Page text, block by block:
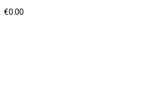
€0.00